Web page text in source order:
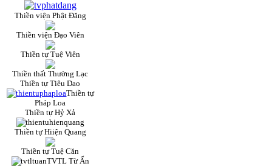
Thiền viện Phật Đăng
Thiền viện Đạo Viên
Thiền tự Tuệ Viên
Thiền thất Thường Lạc
Thiền tự Tiêu Dao
Thiền tự
Pháp Loa
Thiền tự Hỷ Xả
Thiền tự Hiiện Quang
Thiền tự Tuệ Căn
TVTL Từ Ấn